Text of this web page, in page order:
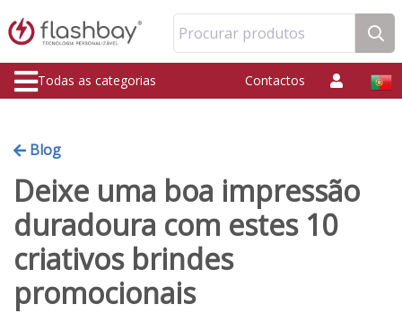
Procurar produtos
Todas as categorias Contactos
Blog
Deixe uma boa impressão
duradoura com estes 10
criativos brindes
promocionais